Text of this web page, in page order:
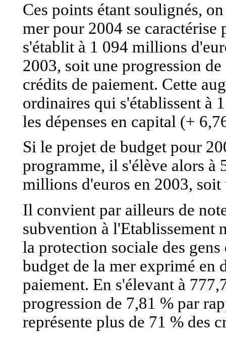
Ces points étant soulignés,
mer pour 2004 se caractérise
s'établit à 1 094 millions
2003, soit une progression
crédits de paiement. Cette
ordinaires qui s'établissent à
les dépenses en capital (+
Si le projet de budget pour
programme, il s'élève alors à
millions d'euros en 2003,
Il convient par ailleurs de
subvention à l'Etablissement
la protection sociale des
budget de la mer exprimé en
paiement. En s'élevant à
progression de 7,81 % par
représente plus de 71 % des